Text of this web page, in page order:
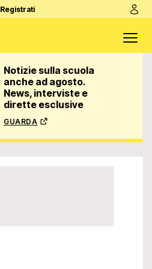
Registrati
Notizie sulla scuola
anche ad agosto.
News, interviste e
dirette esclusive
guarda